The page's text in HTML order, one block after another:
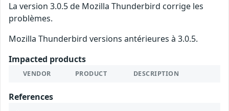
La version 3.0.5 de Mozilla Thunderbird corrige les
problèmes.
Mozilla Thunderbird versions antérieures à 3.0.5.
Impacted products
VENDOR PRODUCT DESCRIPTION
References